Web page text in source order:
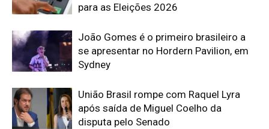
para as Eleições 2026
João Gomes é o primeiro brasileiro a
se apresentar no Hordern Pavilion, em
Sydney
União Brasil rompe com Raquel Lyra
após saída de Miguel Coelho da
disputa pelo Senado